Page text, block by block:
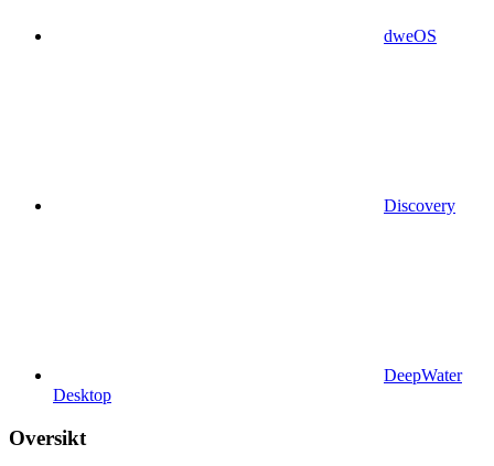
dweOS
Discovery
DeepWater
Desktop
Oversikt